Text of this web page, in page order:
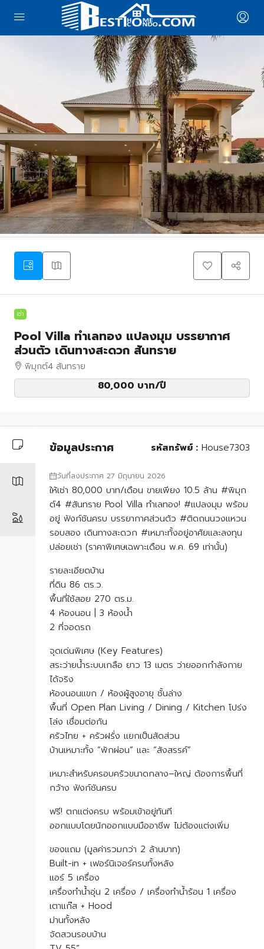
เช่า
Pool Villa ทำเลทอง แปลงมุม บรรยากาศ
ส่วนตัว เดินทางสะดวก สันทราย
พิมุกต์4 สันทราย
80,000 บาท/ปี
ข้อมูลประกาศ รหัสทรัพย์ : House7303
วันที่ลงประกาศ 27 มิถุนายน 2026
ให้เช่า 80,000 บาท/เดือน ขายเพียง 10.5 ล้าน #พิมุก
ต์4 #สันทราย Pool Villa ทำเลทอง! #แปลงมุม พร้อม
อยู่ ฟังก์ชันครบ บรรยากาศส่วนตัว #ติดถนนวงแหวน
รอบสอง เดินทางสะดวก #เหมาะทั้งอยู่อาศัยและลงทุน
ปล่อยเช่า (ราคาพิเศษเฉพาะเดือน พ.ค. 69 เท่านั้น)
รายละเอียดบ้าน
ที่ดิน 86 ตร.ว.
พื้นที่ใช้สอย 270 ตร.ม.
4 ห้องนอน | 3 ห้องน้ำ
2 ที่จอดรถ
จุดเด่นพิเศษ (Key Features)
สระว่ายน้ำระบบเกลือ ยาว 13 เมตร ว่ายออกกำลังกาย
ได้จริง
ห้องนอนแขก / ห้องผู้สูงอายุ ชั้นล่าง
พื้นที่ Open Plan Living / Dining / Kitchen โปร่ง
โล่ง เชื่อมต่อกัน
ครัวไทย + ครัวฝรั่ง แยกเป็นสัดส่วน
บ้านเหมาะทั้ง “พักผ่อน” และ “สังสรรค์”
เหมาะสำหรับครอบครัวขนาดกลาง–ใหญ่ ต้องการพื้นที่
กว้าง ฟังก์ชันครบ
ฟรี! ตกแต่งครบ พร้อมเข้าอยู่ทันที
ออกแบบโดยนักออกแบบมืออาชีพ ไม่ต้องแต่งเพิ่ม
ของแถม (มูลค่ารวมกว่า 2 ล้านบาท)
Built-in + เฟอร์นิเจอร์ครบทั้งหลัง
แอร์ 5 เครื่อง
เครื่องทำน้ำอุ่น 2 เครื่อง / เครื่องทำน้ำร้อน 1 เครื่อง
เตาแก๊ส + Hood
ม่านทั้งหลัง
จัดสวนรอบบ้าน